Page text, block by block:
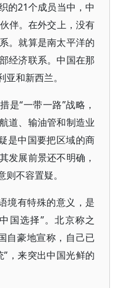
的21个成员当中，中
伴。在外交上，没有
。就算是南太平洋的
经济联系。中国在那
和新西兰。
是“一带一路”战略，
道、输油管和制造业
是中国要把区域的商
发展前景还不明确，
不容置疑。
境有特殊的意义，是
国选择”。北京称之
自豪地宣称，自己已
，来突出中国光鲜的